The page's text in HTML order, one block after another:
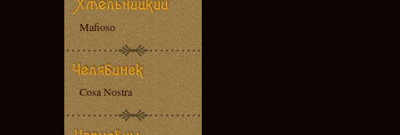
Mafioso
Cosa Nostra